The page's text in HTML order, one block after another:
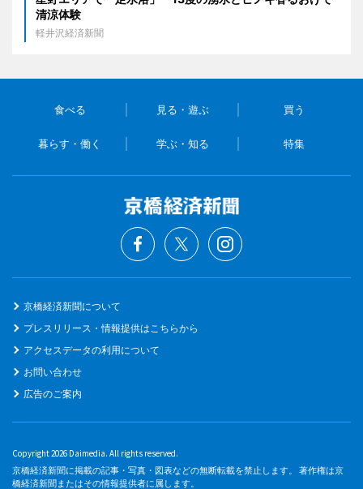
清涼体験
軽井沢経済新聞
食べる 見る・遊ぶ 買う
暮らす・働く 学ぶ・知る 特集
京橋経済新聞について
プレスリリース・情報提供はこちらから
アクセスデータの利用について
お問い合わせ
広告のご案内
Copyright 2026 Daimedia. All rights reserved.
京橋経済新聞に掲載の記事・写真・図表などの無断転載を禁止します。 著作権は京
橋経済新聞またはその情報提供者に属します。